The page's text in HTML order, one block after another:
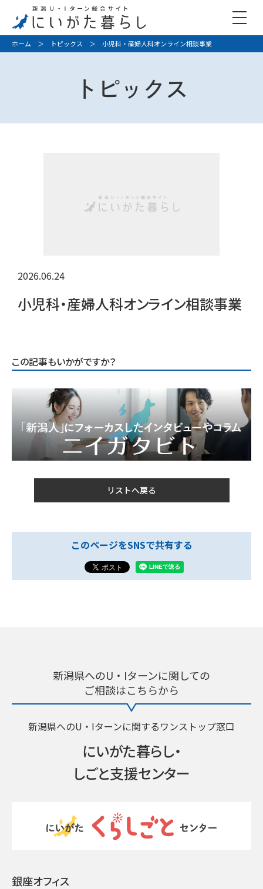
ホーム ＞ トピックス ＞ 小児科・産婦人科オンライン相談事業
トピックス
2026.06.24
小児科・産婦人科オンライン相談事業
この記事もいかがですか？
リストへ戻る
このページをSNSで共有する
新潟県へのU・Iターンに関しての
ご相談はこちらから
新潟県へのU・Iターンに関するワンストップ窓口
にいがた暮らし・
しごと支援センター
銀座オフィス